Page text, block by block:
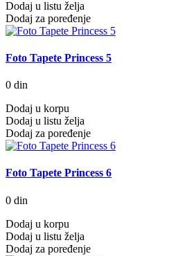
Dodaj u listu želja
Dodaj za poređenje
Foto Tapete Princess 5
0 din
Dodaj u korpu
Dodaj u listu želja
Dodaj za poređenje
Foto Tapete Princess 6
0 din
Dodaj u korpu
Dodaj u listu želja
Dodaj za poređenje